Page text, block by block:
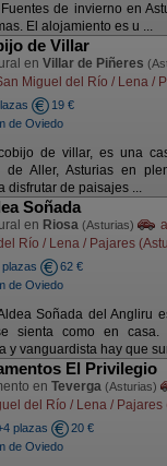
Fuentes de invierno en
El alojamiento es u ...
de Villar
en Villar de Piñeres
Miguel del Río / Lena /
19 €
de Oviedo
de villar, es una
de Aller, Asturias en
disfrutar de paisajes ...
Soñada
en Riosa (Asturias) a
Río / Lena / Pajares
62 €
de Oviedo
Soñada del Angliru
sienta como en casa.
y vanguardista hay que
El Privilegio
en Teverga (Asturias)
del Río / Lena / Pajares
plazas
20 €
de Oviedo